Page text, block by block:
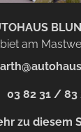
am
03 82 31 / 83
zu diesem